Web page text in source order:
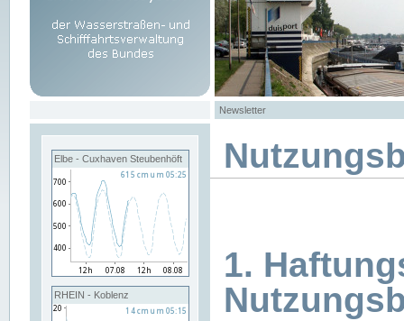
Newsletter
Elbe - Cuxhaven Steubenhöft
RHEIN - Koblenz
1.